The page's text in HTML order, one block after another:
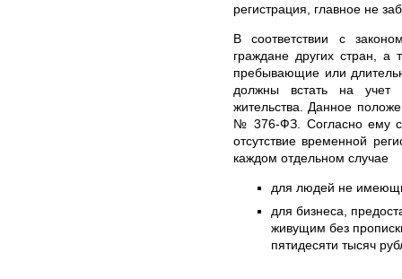
регистрация, главное не
В соответствии с
граждане других стран, а
пребывающие или
должны встать на
жительства. Данное
№ 376-ФЗ. Согласно ему
отсутствие временной
каждом отдельном случае
для людей не
для бизнеса,
живущим без
пятидесяти тысяч